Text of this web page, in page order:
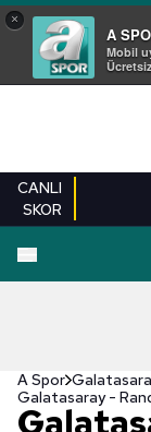
×
A
Mobil
CANLI
SKOR
A Spor